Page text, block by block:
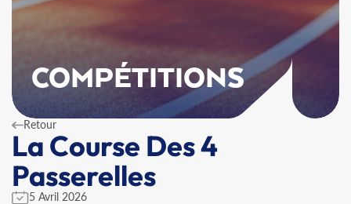
COMPÉTITIONS
Retour
La Course Des 4
Passerelles
5 Avril 2026